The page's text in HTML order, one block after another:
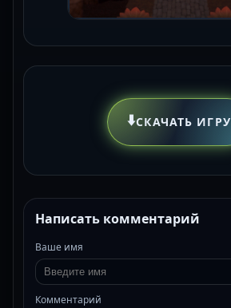
⬇️СКАЧАТЬ ИГРУ
Написать комментарий
Ваше имя
Комментарий